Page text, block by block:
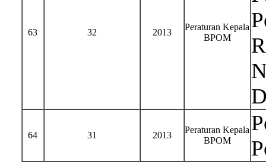
63 32 2013
Peraturan Kepala
BPOM
64 31 2013
Peraturan Kepala
BPOM